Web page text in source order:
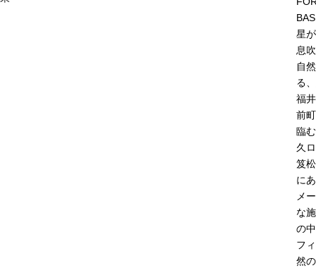
星
息
自
る
福
前
臨
久
笈
に
メ
な
の
フ
然